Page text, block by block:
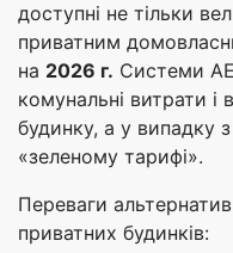
доступні не тільки
приватним
на 2026 г. Системи АЕ
комунальні витрати
будинку, а у випадку
«зеленому тарифі».
Переваги
приватних будинків: